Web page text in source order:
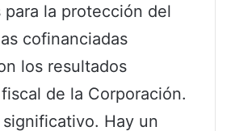
la protección del
cofinanciadas
los resultados
de la Corporación.
Hay un